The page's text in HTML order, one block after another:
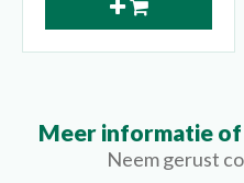
Meer informatie
Neem gerust